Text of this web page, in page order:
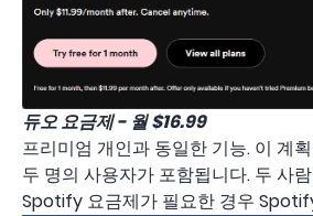
듀오 요금제 - 월 $16.99
프리미엄 개인과 동일한 기능. 이 계
두 명의 사용자가 포함됩니다. 두 사
Spotify 요금제가 필요한 경우